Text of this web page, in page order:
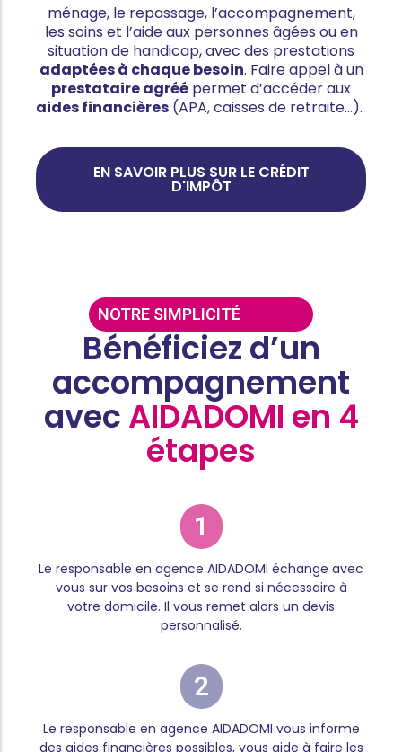
ménage, le repassage, l’accompagnement,
les soins et l’aide aux personnes âgées ou en
situation de handicap, avec des prestations
adaptées à chaque besoin. Faire appel à un
prestataire agréé permet d’accéder aux
aides financières (APA, caisses de retraite…).
EN SAVOIR PLUS SUR LE CRÉDIT
D'IMPÔT
NOTRE SIMPLICITÉ
Bénéficiez d’un
accompagnement
avec AIDADOMI en 4
étapes
1
Le responsable en agence AIDADOMI échange avec
vous sur vos besoins et se rend si nécessaire à
votre domicile. Il vous remet alors un devis
personnalisé.
2
Le responsable en agence AIDADOMI vous informe
des aides financières possibles, vous aide à faire les